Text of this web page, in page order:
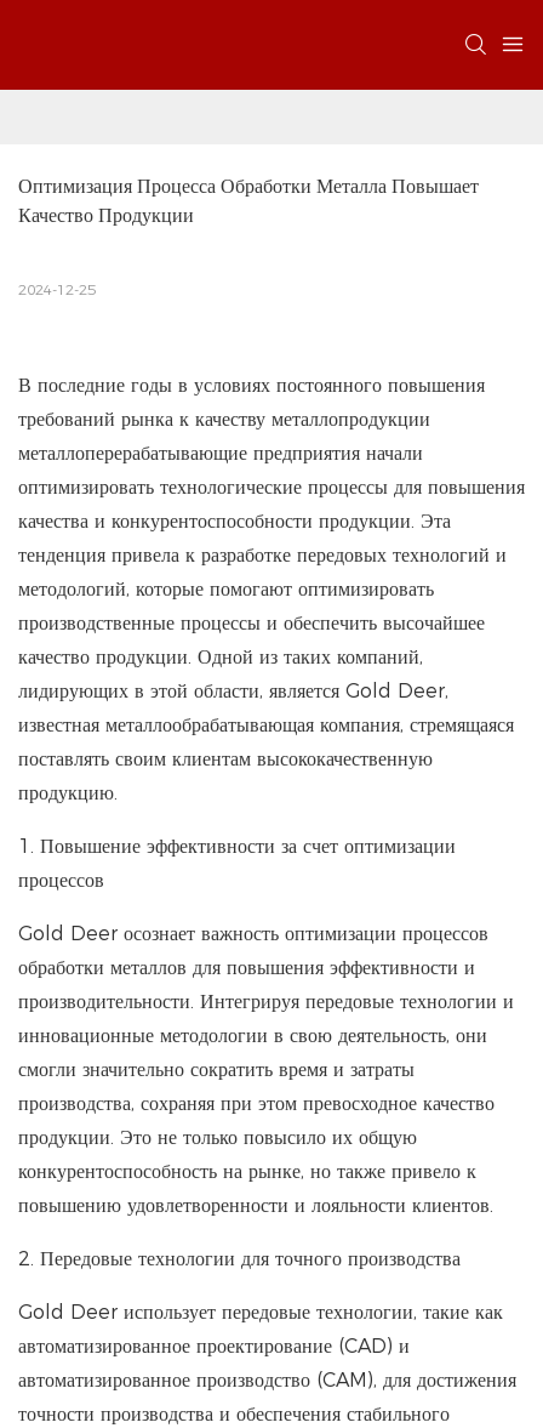
Оптимизация Процесса Обработки Металла Повышает
Качество Продукции
2024-12-25
В последние годы в условиях постоянного повышения
требований рынка к качеству металлопродукции
металлоперерабатывающие предприятия начали
оптимизировать технологические процессы для повышения
качества и конкурентоспособности продукции. Эта
тенденция привела к разработке передовых технологий и
методологий, которые помогают оптимизировать
производственные процессы и обеспечить высочайшее
качество продукции. Одной из таких компаний,
лидирующих в этой области, является Gold Deer,
известная металлообрабатывающая компания, стремящаяся
поставлять своим клиентам высококачественную
продукцию.
1. Повышение эффективности за счет оптимизации
процессов
Gold Deer осознает важность оптимизации процессов
обработки металлов для повышения эффективности и
производительности. Интегрируя передовые технологии и
инновационные методологии в свою деятельность, они
смогли значительно сократить время и затраты
производства, сохраняя при этом превосходное качество
продукции. Это не только повысило их общую
конкурентоспособность на рынке, но также привело к
повышению удовлетворенности и лояльности клиентов.
2. Передовые технологии для точного производства
Gold Deer использует передовые технологии, такие как
автоматизированное проектирование (CAD) и
автоматизированное производство (CAM), для достижения
точности производства и обеспечения стабильного